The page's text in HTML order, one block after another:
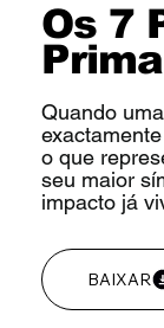
Os 7
Quando
o que
seu maior
impacto já
BAIXAR